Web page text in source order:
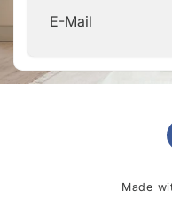
Mail
Made